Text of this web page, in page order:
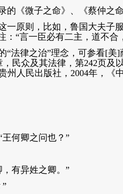
的《微子之命》、《蔡仲之
一原则，比如，鲁国大夫子
：“言一臣必有二主，道不
“法律之治”理念，可参看[
，民众及其法律，第242页
州人民出版社，2004年，《
何卿之问也？”
有异姓之卿。”